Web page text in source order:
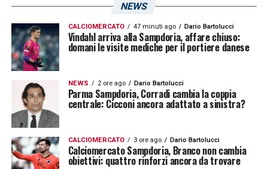
NEWS
CALCIOMERCATO 47 minuti ago Dario Bartolucci
Vindahl arriva alla Sampdoria, affare chiuso:
domani le visite mediche per il portiere danese
NEWS 2 ore ago Dario Bartolucci
Parma Sampdoria, Corradi cambia la coppia
centrale: Cicconi ancora adattato a sinistra?
CALCIOMERCATO 3 ore ago Dario Bartolucci
Calciomercato Sampdoria, Branco non cambia
obiettivi: quattro rinforzi ancora da trovare